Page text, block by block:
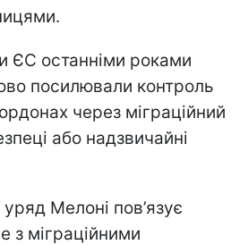
ЄС останніми роками
посилювали контроль
через міграційний
або надзвичайні
уряд Мелоні пов’язує
з міграційними